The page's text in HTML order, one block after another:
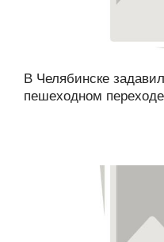
В Челябинске
пешеходном